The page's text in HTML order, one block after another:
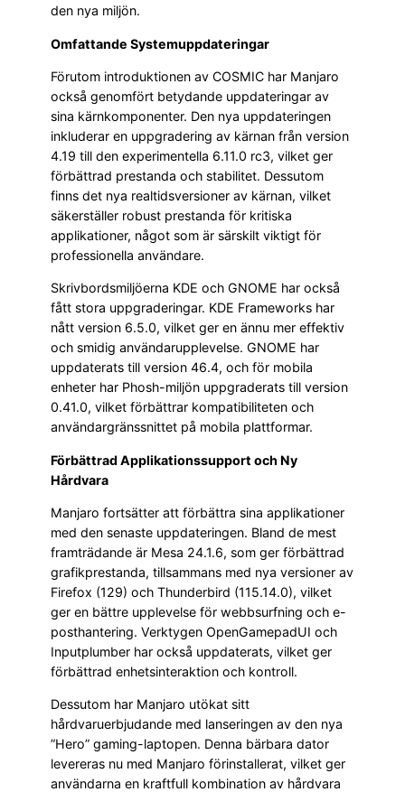
den nya miljön.
Omfattande Systemuppdateringar
Förutom introduktionen av COSMIC har Manjaro
också genomfört betydande uppdateringar av
sina kärnkomponenter. Den nya uppdateringen
inkluderar en uppgradering av kärnan från version
4.19 till den experimentella 6.11.0 rc3, vilket ger
förbättrad prestanda och stabilitet. Dessutom
finns det nya realtidsversioner av kärnan, vilket
säkerställer robust prestanda för kritiska
applikationer, något som är särskilt viktigt för
professionella användare.
Skrivbordsmiljöerna KDE och GNOME har också
fått stora uppgraderingar. KDE Frameworks har
nått version 6.5.0, vilket ger en ännu mer effektiv
och smidig användarupplevelse. GNOME har
uppdaterats till version 46.4, och för mobila
enheter har Phosh-miljön uppgraderats till version
0.41.0, vilket förbättrar kompatibiliteten och
användargränssnittet på mobila plattformar.
Förbättrad Applikationssupport och Ny
Hårdvara
Manjaro fortsätter att förbättra sina applikationer
med den senaste uppdateringen. Bland de mest
framträdande är Mesa 24.1.6, som ger förbättrad
grafikprestanda, tillsammans med nya versioner av
Firefox (129) och Thunderbird (115.14.0), vilket
ger en bättre upplevelse för webbsurfning och e-
posthantering. Verktygen OpenGamepadUI och
Inputplumber har också uppdaterats, vilket ger
förbättrad enhetsinteraktion och kontroll.
Dessutom har Manjaro utökat sitt
hårdvaruerbjudande med lanseringen av den nya
”Hero” gaming-laptopen. Denna bärbara dator
levereras nu med Manjaro förinstallerat, vilket ger
användarna en kraftfull kombination av hårdvara